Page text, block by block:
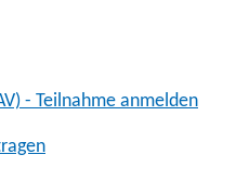
- Teilnahme anmelden